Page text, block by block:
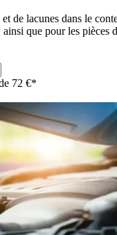
de lacunes dans le
que pour les pièces
72 €*